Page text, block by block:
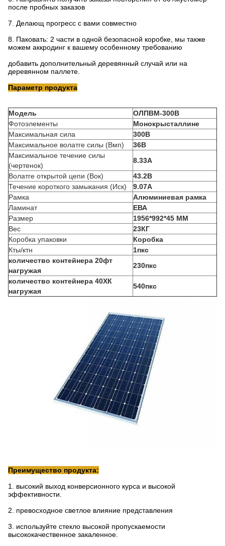
после пробных заказов
7. Делающ прогресс с вами совместно
8. Паковать: 2 части в одной безопасной коробке, мы также
можем аккродинг к вашему особенному требованию
добавить дополнительный деревянный случай или на
деревянном паллете.
Параметр продукта
Модель
ОЛПВМ-300В
Фотоэлементы
Монокрысталлине
Максимальная сила
300В
Максимальное волатге силы (Вмп)
36В
Максимальное течение силы
(чертенок)
8.33А
Волатге открытой цепи (Вок)
43.2В
Течение короткого замыкания (Иск)
9.07А
Рамка
Алюминиевая рамка
Ламинат
ЕВА
Размер
1956*992*45 ММ
Вес
23КГ
Коробка упаковки
Коробка
Кты/ктн
1пкс
количество контейнера 20фт
нагружая
230пкс
количество контейнера 40ХК
нагружая
540пкс
Преимущество продукта:
1. высокий выход конверсионного курса и высокой
эффективности.
2. превосходное светлое влияние представления
3. используйте стекло высокой пропускаемости
высококачественное закаленное.